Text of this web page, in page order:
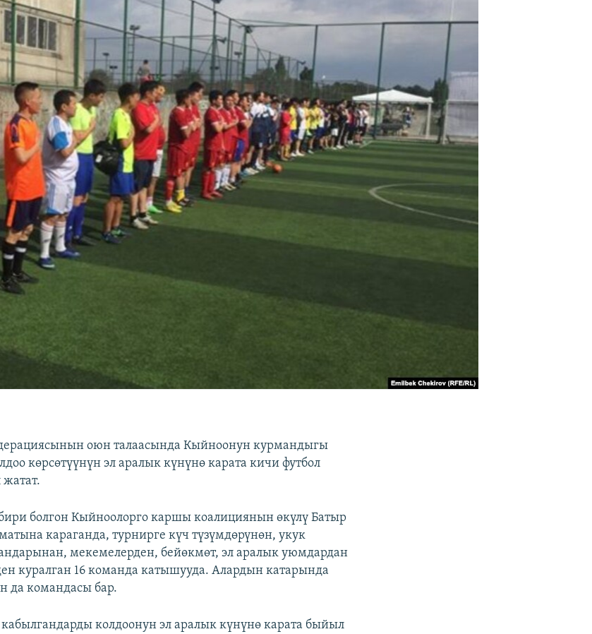
оюн талаасында Кыйноонун курмандыгы
көрсөтүүнүн эл аралык күнүнө карата кичи футбол
болгон Кыйноолорго каршы коалициянын өкүлү Батыр
караганда, турнирге күч түзүмдөрүнөн, укук
мекемелерден, бейөкмөт, эл аралык уюмдардан
куралган 16 команда катышууда. Алардын катарында
да командасы бар.
колдоонун эл аралык күнүнө карата быйыл